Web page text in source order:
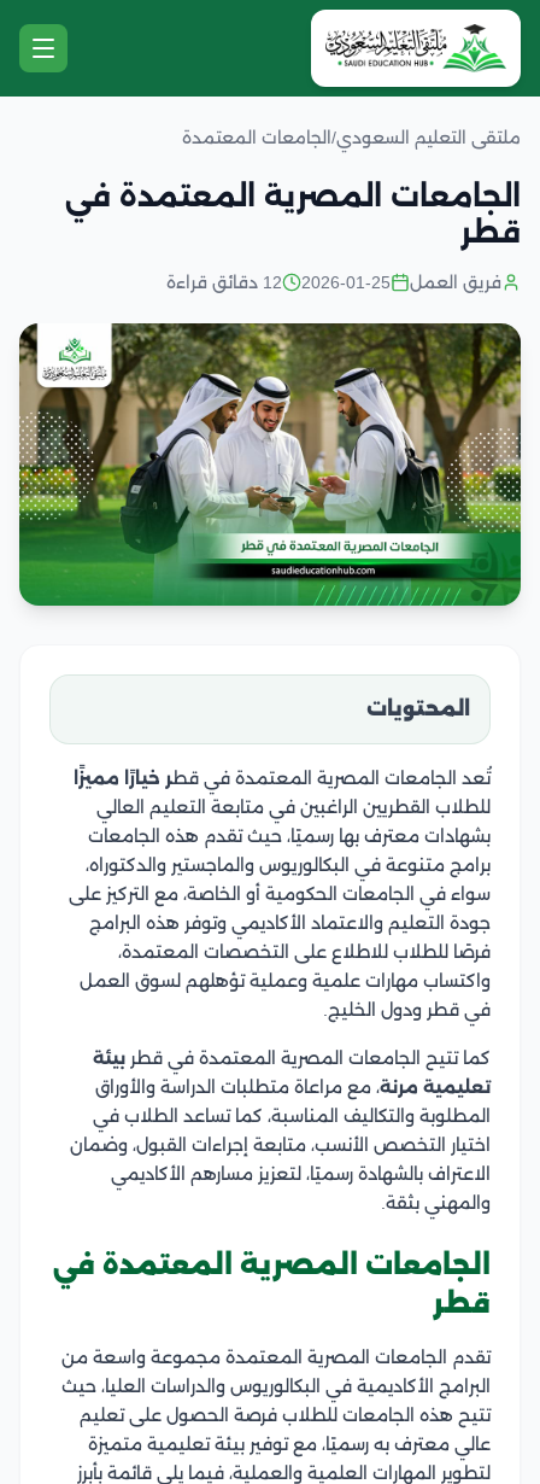
ملتقى التعليم السعودي/ الجامعات المعتمدة
الجامعات المصرية المعتمدة في
قطر
فريق العمل 2026-01-25 12 دقائق قراءة
المحتويات
تُعد الجامعات المصرية المعتمدة في قطر خيارًا مميزًا
للطلاب القطريين الراغبين في متابعة التعليم العالي
بشهادات معترف بها رسميًا، حيث تقدم هذه الجامعات
برامج متنوعة في البكالوريوس والماجستير والدكتوراه،
سواء في الجامعات الحكومية أو الخاصة، مع التركيز على
جودة التعليم والاعتماد الأكاديمي وتوفر هذه البرامج
فرصًا للطلاب للاطلاع على التخصصات المعتمدة،
واكتساب مهارات علمية وعملية تؤهلهم لسوق العمل
في قطر ودول الخليج.
كما تتيح الجامعات المصرية المعتمدة في قطر بيئة
تعليمية مرنة، مع مراعاة متطلبات الدراسة والأوراق
المطلوبة والتكاليف المناسبة، كما تساعد الطلاب في
اختيار التخصص الأنسب، متابعة إجراءات القبول، وضمان
الاعتراف بالشهادة رسميًا، لتعزيز مسارهم الأكاديمي
والمهني بثقة.
الجامعات المصرية المعتمدة في
قطر
تقدم الجامعات المصرية المعتمدة مجموعة واسعة من
البرامج الأكاديمية في البكالوريوس والدراسات العليا، حيث
تتيح هذه الجامعات للطلاب فرصة الحصول على تعليم
عالي معترف به رسميًا، مع توفير بيئة تعليمية متميزة
لتطوير المهارات العلمية والعملية، فيما يلي قائمة بأبرز